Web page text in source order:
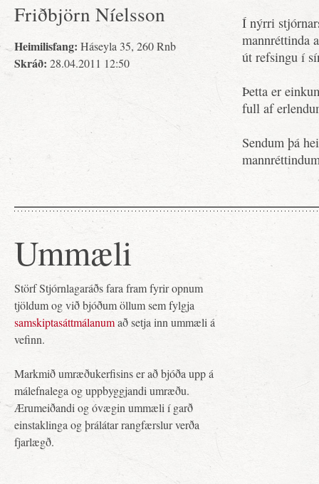
Friðbjörn Níelsson
Heimilisfang: Háseyla 35, 260 Rnb
Skráð: 28.04.2011 12:50
Í nýrri
mannréttinda
út refsingu í
Þetta er
full af
Sendum þá
Ummæli
Störf Stjórnlagaráðs fara fram fyrir opnum
tjöldum og við bjóðum öllum sem fylgja
samskiptasáttmálanumað setja inn ummæli á
vefinn.
Markmið umræðukerfisins er að bjóða upp á
málefnalega og uppbyggjandi umræðu.
Ærumeiðandi og óvægin ummæli í garð
einstaklinga og þrálátar rangfærslur verða
fjarlægð.